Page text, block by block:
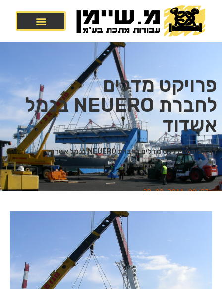
פרויקט מדלים
לחברת NEUERO בנמל
אשדוד
דף הבית»פרויקט מדלים לחברת NEUERO בנמל אשדוד